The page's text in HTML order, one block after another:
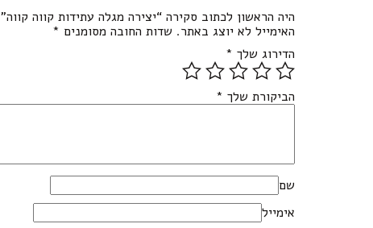
היה הראשון לכתוב סקירה “יצירה מגלה עתידות קווה קווה”
האימייל לא יוצג באתר. שדות החובה מסומנים *
הדירוג שלך *
הביקורת שלך *
שם
אימייל